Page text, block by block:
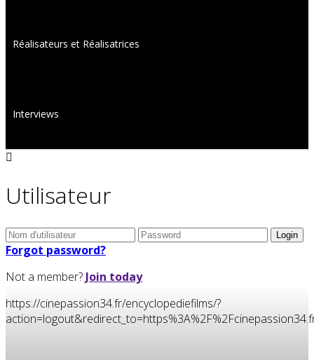
Réalisateurs et Réalisatrices
Interviews
Utilisateur
Forgot password?
Not a member? Join today
https://cinepassion34.fr/encyclopediefilms/?